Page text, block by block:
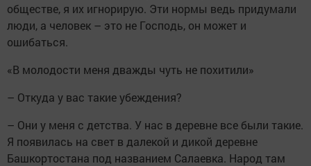
обществе, я их игнорирую. Эти нормы ведь придумали
люди, а человек – это не Господь, он может и
ошибаться.
«В молодости меня дважды чуть не похитили»
– Откуда у вас такие убеждения?
– Они у меня с детства. У нас в деревне все были такие.
Я появилась на свет в далекой и дикой деревне
Башкортостана под названием Салаевка. Народ там